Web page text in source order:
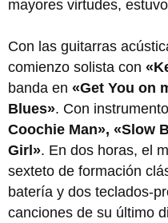
mayores virtudes,
Con las guitarras
comienzo solista con
banda en «Get You on
Blues». Con
Coochie Man», «Slow
Girl». En dos horas, el
sexteto de formación
batería y dos teclados-
canciones de su último